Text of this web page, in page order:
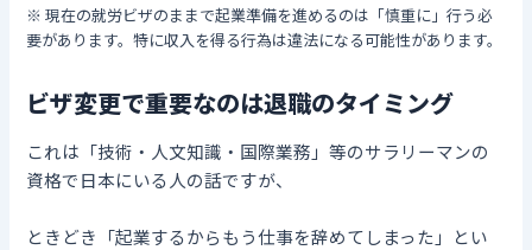
※ 現在の就労ビザのままで起業準備を進めるのは「慎重に」行う必
要があります。特に収入を得る行為は違法になる可能性があります。
ビザ変更で重要なのは退職のタイミング
これは「技術・人文知識・国際業務」等のサラリーマンの
資格で日本にいる人の話ですが、
ときどき「起業するからもう仕事を辞めてしまった」とい